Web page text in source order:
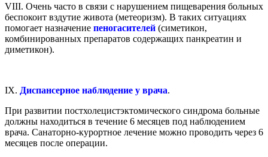
VIII. Очень часто в связи с нарушением пищеварения больных
беспокоит вздутие живота (метеоризм). В таких ситуациях
помогает назначение пеногасителей (симетикон,
комбинированных препаратов содержащих панкреатин и
диметикон).
IX. Диспансерное наблюдение у врача.
При развитии постхолецистэктомического синдрома больные
должны находиться в течение 6 месяцев под наблюдением
врача. Санаторно-курортное лечение можно проводить через 6
месяцев после операции.